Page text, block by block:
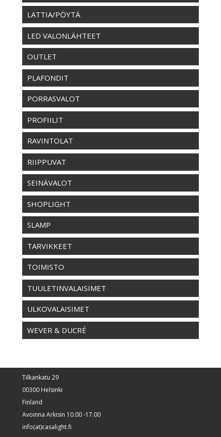
LATTIA/PÖYTÄ
LED VALONLÄHTEET
OUTLET
PLAFONDIT
PORRASVALOT
PROFIILIT
RAVINTOLAT
RIIPPUVAT
SEINÄVALOT
SHOPLIGHT
SLAMP
TARVIKKEET
TOIMISTO
TUULETINVALAISIMET
ULKOVALAISIMET
WEVER & DUCRÉ
Tilkankatu 29
00300 Helsinki
Finland
Avoinna Arkisin 10.00 -17.00
info(at)casalight.fi